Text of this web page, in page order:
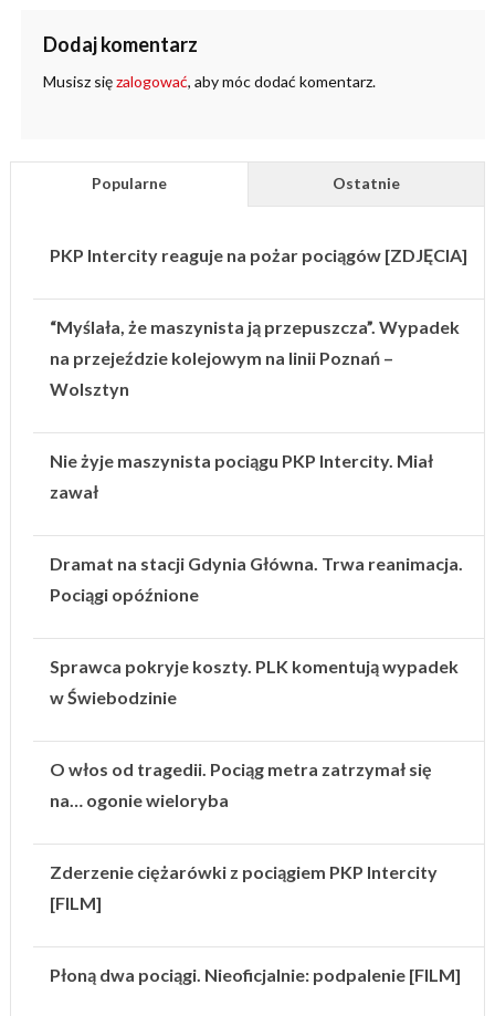
Dodaj komentarz
Musisz sięzalogować, aby móc dodać komentarz.
Popularne Ostatnie
PKP Intercity reaguje na pożar pociągów [ZDJĘCIA]
“Myślała, że maszynista ją przepuszcza”. Wypadek
na przejeździe kolejowym na linii Poznań –
Wolsztyn
Nie żyje maszynista pociągu PKP Intercity. Miał
zawał
Dramat na stacji Gdynia Główna. Trwa reanimacja.
Pociągi opóźnione
Sprawca pokryje koszty. PLK komentują wypadek
w Świebodzinie
O włos od tragedii. Pociąg metra zatrzymał się
na… ogonie wieloryba
Zderzenie ciężarówki z pociągiem PKP Intercity
[FILM]
Płoną dwa pociągi. Nieoficjalnie: podpalenie [FILM]